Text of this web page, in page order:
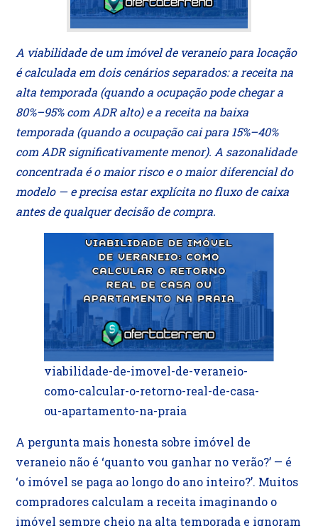
A viabilidade de um imóvel de veraneio para locação
é calculada em dois cenários separados: a receita na
alta temporada (quando a ocupação pode chegar a
80%–95% com ADR alto) e a receita na baixa
temporada (quando a ocupação cai para 15%–40%
com ADR significativamente menor). A sazonalidade
concentrada é o maior risco e o maior diferencial do
modelo — e precisa estar explícita no fluxo de caixa
antes de qualquer decisão de compra.
viabilidade-de-imovel-de-veraneio-
como-calcular-o-retorno-real-de-casa-
ou-apartamento-na-praia
A pergunta mais honesta sobre imóvel de
veraneio não é ‘quanto vou ganhar no verão?’ — é
‘o imóvel se paga ao longo do ano inteiro?’. Muitos
compradores calculam a receita imaginando o
imóvel sempre cheio na alta temporada e ignoram